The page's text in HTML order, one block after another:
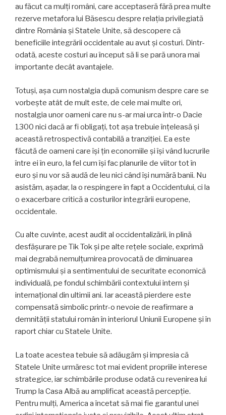
au făcut ca mulți români, care acceptaseră fără prea multe
rezerve metafora lui Băsescu despre relația privilegiată
dintre România și Statele Unite, să descopere că
beneficiile integrării occidentale au avut și costuri. Dintr-
odată, aceste costuri au început să li se pară unora mai
importante decât avantajele.
Totuși, așa cum nostalgia după comunism despre care se
vorbește atât de mult este, de cele mai multe ori,
nostalgia unor oameni care nu s-ar mai urca într-o Dacie
1300 nici dacă ar fi obligați, tot așa trebuie înțeleasă și
această retrospectivă contabilă a tranziției. Ea este
făcută de oameni care își țin economiile și își vând lucrurile
între ei în euro, la fel cum își fac planurile de viitor tot în
euro și nu vor să audă de leu nici când își numără banii. Nu
asistăm, așadar, la o respingere în fapt a Occidentului, ci la
o exacerbare critică a costurilor integrării europene,
occidentale.
Cu alte cuvinte, acest audit al occidentalizării, în plină
desfășurare pe Tik Tok și pe alte rețele sociale, exprimă
mai degrabă nemulțumirea provocată de diminuarea
optimismului și a sentimentului de securitate economică
individuală, pe fondul schimbării contextului intern și
internațional din ultimii ani. Iar această pierdere este
compensată simbolic printr-o nevoie de reafirmare a
demnității statului român în interiorul Uniunii Europene și în
raport chiar cu Statele Unite.
La toate acestea tebuie să adăugăm și impresia că
Statele Unite urmăresc tot mai evident propriile interese
strategice, iar schimbările produse odată cu revenirea lui
Trump la Casa Albă au amplificat această percepție.
Pentru mulți, America a încetat să mai fie garantul unei